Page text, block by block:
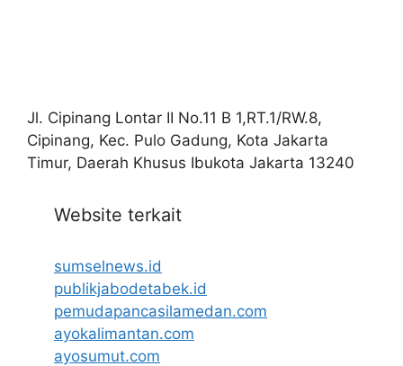
Jl. Cipinang Lontar II No.11 B 1,RT.1/RW.8,
Cipinang, Kec. Pulo Gadung, Kota Jakarta
Timur, Daerah Khusus Ibukota Jakarta 13240
Website terkait
sumselnews.id
publikjabodetabek.id
pemudapancasilamedan.com
ayokalimantan.com
ayosumut.com